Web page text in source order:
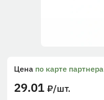
Цена по карте партнера
29.01 ₽/шт.